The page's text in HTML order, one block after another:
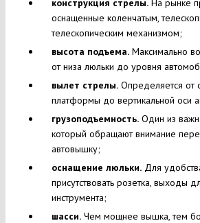
конструкция стрелы. На рынке
оснащенные коленчатым,
телескопическим механизмом;
высота подъема. Максимально
от низа люльки до уровня
вылет стрелы. Определяется
платформы до вертикальной оси
грузоподъемность. Один из
который обращают внимание
автовышку;
оснащение люльки. Для
присутствовать розетка, выходы
инструмента;
шасси. Чем мощнее вышка, тем